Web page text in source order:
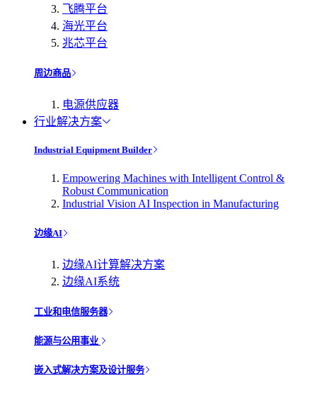
飞腾平台
海光平台
兆芯平台
周边商品
电源供应器
行业解决方案
Industrial Equipment Builder
Empowering Machines with Intelligent Control &
Robust Communication
Industrial Vision AI Inspection in Manufacturing
边缘AI
边缘AI计算解决方案
边缘AI系统
工业和电信服务器
能源与公用事业
嵌入式解决方案及设计服务